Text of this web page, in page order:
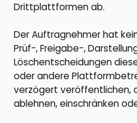
Drittplattformen ab.
Der Auftragnehmer hat
Prüf-, Freigabe-,
Löschentscheidungen
oder andere
verzögert veröffentlichen,
ablehnen, einschränken